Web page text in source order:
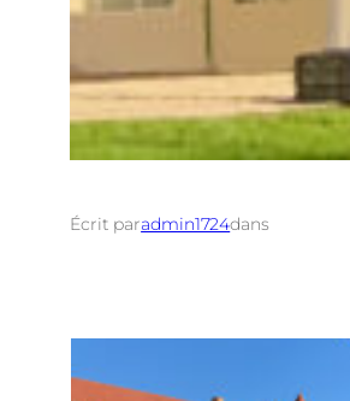
Écrit paradmin1724dans